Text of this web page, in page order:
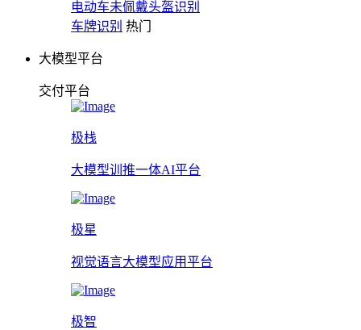
电动车未佩戴头盔识别
车牌识别 热门
大模型平台
交付平台
极栈
大模型训推一体AI平台
极星
视觉语言大模型应用平台
极智